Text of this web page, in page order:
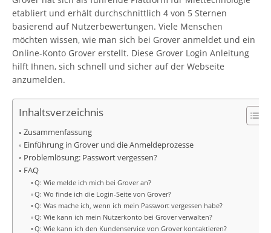
etabliert und erhält durchschnittlich 4 von 5 Sternen
basierend auf Nutzerbewertungen. Viele Menschen
möchten wissen, wie man sich bei Grover anmeldet und ein
Online-Konto Grover erstellt. Diese Grover Login Anleitung
hilft Ihnen, sich schnell und sicher auf der Webseite
anzumelden.
Inhaltsverzeichnis
Zusammenfassung
Einführung in Grover und die Anmeldeprozesse
Problemlösung: Passwort vergessen?
FAQ
Q: Wie melde ich mich bei Grover an?
Q: Wo finde ich die Login-Seite von Grover?
Q: Was mache ich, wenn ich mein Passwort vergessen habe?
Q: Wie kann ich mein Nutzerkonto bei Grover verwalten?
Q: Wie kann ich den Kundenservice von Grover kontaktieren?